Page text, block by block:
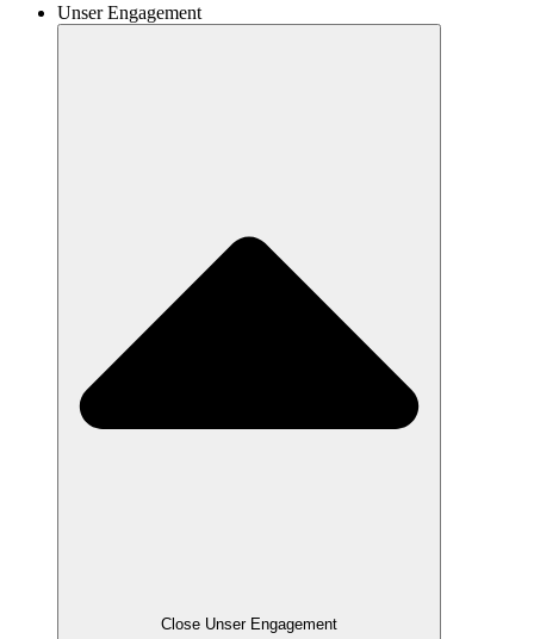
Unser Engagement
Close Unser Engagement